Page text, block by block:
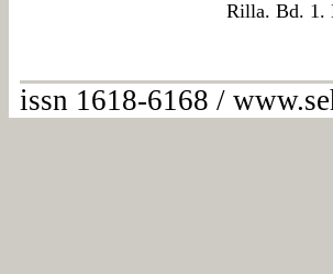
Rilla. Bd. 1.
issn 1618-6168 /